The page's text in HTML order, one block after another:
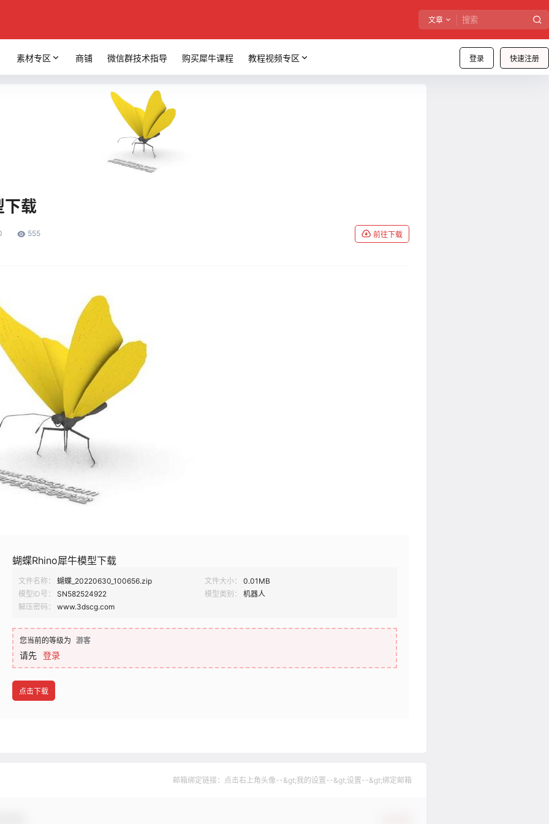
文章
登录 快速注册
素材专区 商铺 微信群技术指导 购买犀牛课程 教程视频专区
下载
555 前往下载
蝴蝶Rhino犀牛模型下载
文件名称： 蝴蝶_20220630_100656.zip 文件大小：
0.01MB
模型ID号：
SN582524922 模型类别：
机器人
解压密码：
www.3dscg.com
您当前的等级为 游客
请先 登录
点击下载
邮箱绑定链接：点击右上角头像--&gt;我的设置--&gt;设置--&gt;绑定邮箱